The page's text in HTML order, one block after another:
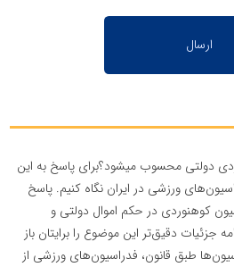
دولتی محسوب‌ میشود؟برای پاسخ به این
ورزشی در ایران نگاه کنیم. پاسخ
کوهنوردی در حکم اموال دولتی و
دقیق‌تر این موضوع را برایتان باز
طبق قانون، فدراسیون‌های ورزشی از